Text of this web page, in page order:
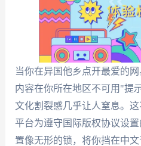
当你在异国他乡点开最爱的
内容在你所在地区不可用"提
文化割裂感几乎让人窒息。
平台为遵守国际版权协议设
置像无形的锁，将你挡在中